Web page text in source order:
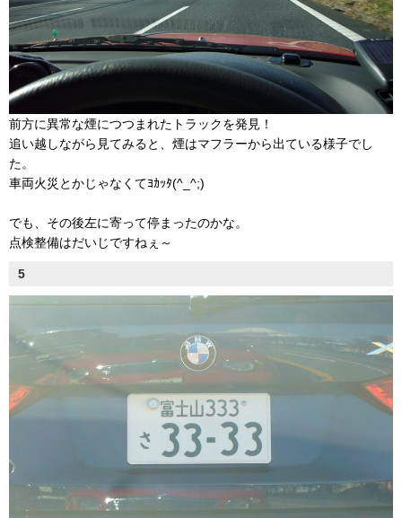
前方に異常な煙につつまれたトラックを発見！
追い越しながら見てみると、煙はマフラーから出ている様子でし
た。
車両火災とかじゃなくてﾖｶｯﾀ(^_^;)
でも、その後左に寄って停まったのかな。
点検整備はだいじですねぇ～
5